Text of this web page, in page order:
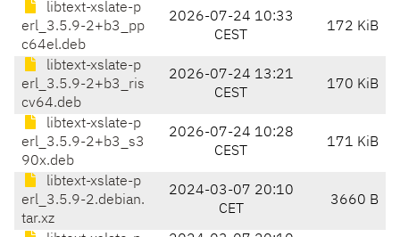
libtext-xslate-p
erl_3.5.9-2+b3_pp
c64el.deb
2026-07-24 10:33
CEST
172 KiB
libtext-xslate-p
erl_3.5.9-2+b3_ris
cv64.deb
2026-07-24 13:21
CEST
170 KiB
libtext-xslate-p
erl_3.5.9-2+b3_s3
90x.deb
2026-07-24 10:28
CEST
171 KiB
libtext-xslate-p
erl_3.5.9-2.debian.
tar.xz
2024-03-07 20:10
CET
3660 B